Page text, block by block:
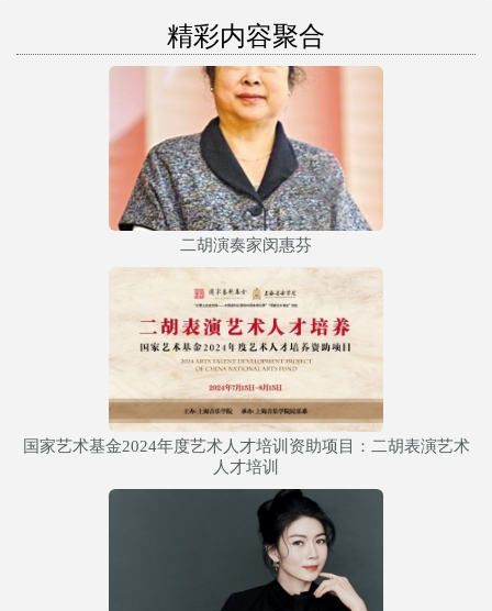
精彩内容聚合
二胡演奏家闵惠芬
国家艺术基金2024年度艺术人才培训资助项目：二胡表演艺术
人才培训